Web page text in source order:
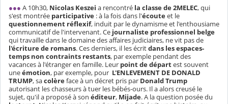
●●● A 10h30, Nicolas Keszei a rencontré la classe de 2MELEC, qui
s'est montrée participative : à la fois dans l'écouteet le
questionnement réflexif, induit par le dynamisme et l'enthousiame
communicatif de l'intervenant. Ce journaliste professionnel belge
qui travaille dans le domaine des affaires judiciaires, ne vit pas de
l'écriture de romans. Ces derniers, il les écritdans les espaces-
temps non contraints restants, par exemple pendant des
vacances à l'étranger en famille. Leur point de départest souvent
uneémotion, par exemple, pour L'ENLEVEMENT DE DONALD
TRUMP, sacolèreface à un décret pris par Donald Trump
autorisant les chasseurs à tuer les bébés-ours. Il a alors creusé le
sujet, qu'il a proposé à son éditeur, Mijade. A la question posée du